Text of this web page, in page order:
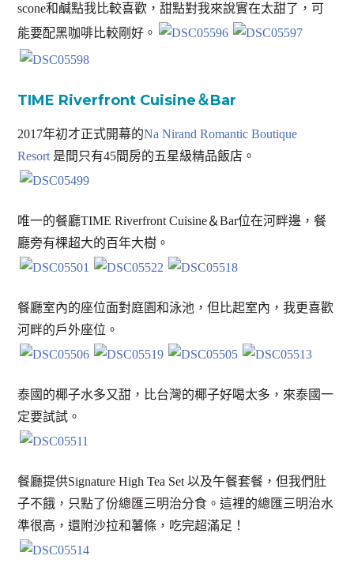
scone和鹹點我比較喜歡，甜點對我來說實在太甜了，可
能要配黑咖啡比較剛好。
TIME Riverfront Cuisine＆Bar
2017年初才正式開幕的Na Nirand Romantic Boutique
Resort 是間只有45間房的五星級精品飯店。
唯一的餐廳TIME Riverfront Cuisine＆Bar位在河畔邊，餐
廳旁有棵超大的百年大樹。
餐廳室內的座位面對庭園和泳池，但比起室內，我更喜歡
河畔的戶外座位。
泰國的椰子水多又甜，比台灣的椰子好喝太多，來泰國一
定要試試。
餐廳提供Signature High Tea Set 以及午餐套餐，但我們肚
子不餓，只點了份總匯三明治分食。這裡的總匯三明治水
準很高，還附沙拉和薯條，吃完超滿足！